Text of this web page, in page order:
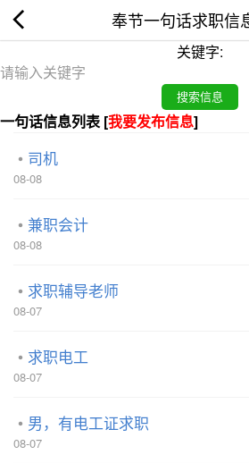
奉节一句话求职信
关键字:
一句话信息列表 [我要发布信息]
司机
08-08
兼职会计
08-08
求职辅导老师
08-07
求职电工
08-07
男，有电工证求职
08-07